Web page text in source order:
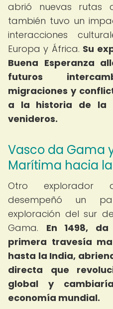
abrió nuevas rutas
también tuvo un
interacciones
Europa y África. Su
Buena Esperanza
futuros
migraciones y
a la historia de la
venideros.
Vasco da Gama
Marítima hacia
Otro explorador
desempeñó un
exploración del sur
Gama. En 1498,
primera travesía
hasta la India,
directa que
global y
economía mundial.